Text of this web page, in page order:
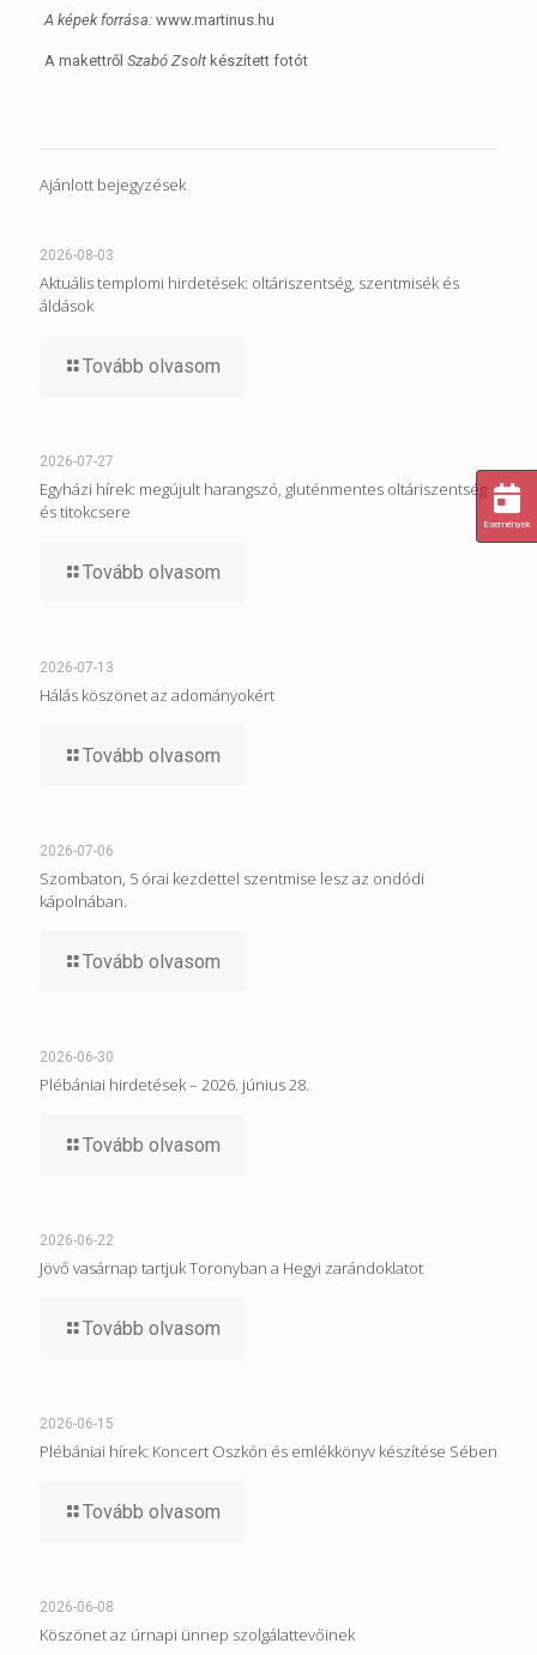
A képek forrása:www.martinus.hu
A makettről Szabó Zsoltkészített fotót
Ajánlott bejegyzések
2026-08-03
Aktuális templomi hirdetések: oltáriszentség, szentmisék és
áldások
Tovább olvasom
2026-07-27
Egyházi hírek: megújult harangszó, gluténmentes oltáriszentség
és titokcsere
Tovább olvasom
2026-07-13
Hálás köszönet az adományokért
Tovább olvasom
2026-07-06
Szombaton, 5 órai kezdettel szentmise lesz az ondódi
kápolnában.
Tovább olvasom
2026-06-30
Plébániai hirdetések – 2026. június 28.
Tovább olvasom
2026-06-22
Jövő vasárnap tartjuk Toronyban a Hegyi zarándoklatot
Tovább olvasom
2026-06-15
Plébániai hírek: Koncert Oszkón és emlékkönyv készítése Sében
Tovább olvasom
2026-06-08
Köszönet az úrnapi ünnep szolgálattevőinek
Események